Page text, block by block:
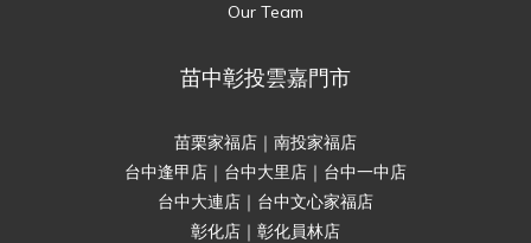
Our Team
苗中彰投雲嘉門市
苗栗家福店｜南投家福店
台中逢甲店｜台中大里店｜台中一中店
台中大連店｜台中文心家福店
彰化店｜彰化員林店